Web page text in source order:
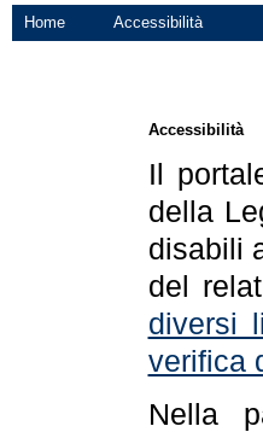
Home Accessibilità
Accessibilità
Il
della
disabili
del
diversi
verifica
Nella